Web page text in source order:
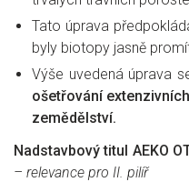
Tato úprava
byly biotopy jasně
Výše uvedená úprava
ošetřování
zemědělství.
Nadstavbový titul AEKO
– relevance pro II. pilíř